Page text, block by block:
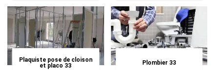
Plaquiste pose de cloison
et placo 33
Plombier 33